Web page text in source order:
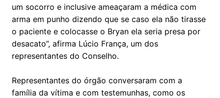
um socorro e inclusive ameaçaram a médica com
arma em punho dizendo que se caso ela não tirasse
o paciente e colocasse o Bryan ela seria presa por
desacato”, afirma Lúcio França, um dos
representantes do Conselho.
Representantes do órgão conversaram com a
família da vítima e com testemunhas, como os